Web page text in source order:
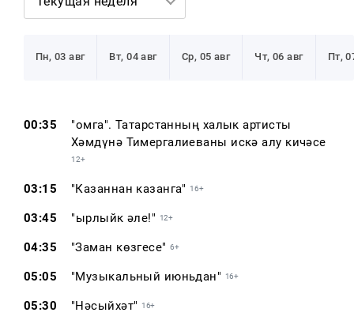
Реклама
Для связи
Пн, 03 авг Вт, 04 авг Ср, 05 авг Чт, 06 авг Пт,
00:35
"Җомга". Татарстанның халык артисты
Хәмдүнә Тимергалиеваны искә алу кичәсе
12+
03:15 "Казаннан казанга" 16+
03:45 "Җырлыйк әле!" 12+
04:35 "Заман көзгесе"6+
05:05 "Музыкальный июньдан" 16+
05:30 "Нәсыйхәт" 16+